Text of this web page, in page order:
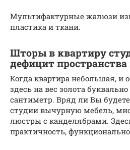
Мультифактурные жалюзи
пластика и ткани.
Шторы в квартиру
дефицит
Когда квартира небольшая, и
здесь на вес золота
сантиметр. Вряд ли Вы
студии вычурную мебель,
люстры с канделябрами.
практичность,